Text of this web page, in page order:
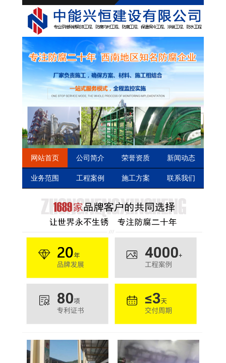
网站首页 公司简介 荣誉资质 新闻动态
业务范围 工程案例 施工方案 联系我们